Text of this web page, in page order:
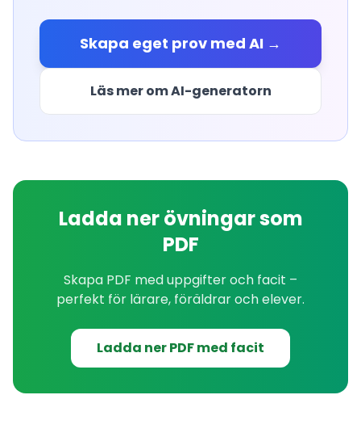
Skapa eget prov med AI →
Läs mer om AI-generatorn
Ladda ner övningar som
PDF
Skapa PDF med uppgifter och facit –
perfekt för lärare, föräldrar och elever.
Ladda ner PDF med facit